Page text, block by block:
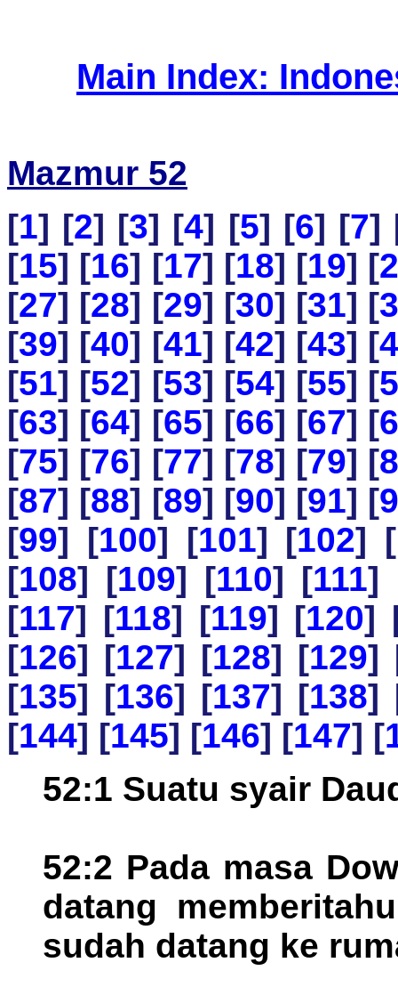
Main Index:
Mazmur 52
[1] [2] [3] [4] [5] [6] [7]
[15] [16] [17] [18] [19] [
[27] [28] [29] [30] [31] [
[39] [40] [41] [42] [43] [
[51] [52] [53] [54] [55] [
[63] [64] [65] [66] [67] [
[75] [76] [77] [78] [79] [
[87] [88] [89] [90] [91] [
[99] [100] [101] [102] [
[108] [109] [110] [111]
[117] [118] [119] [120]
[126] [127] [128] [129]
[135] [136] [137] [138]
[144] [145] [146] [147] [
52:1 Suatu syair
52:2 Pada masa
datang
sudah datang ke